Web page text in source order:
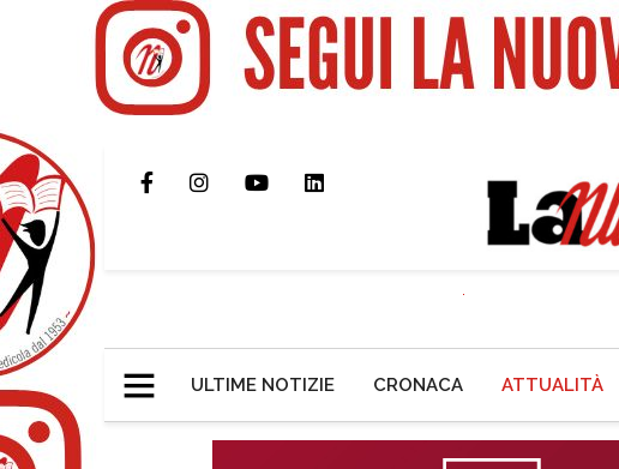
ULTIME NOTIZIE CRONACA ATTUALITÀ